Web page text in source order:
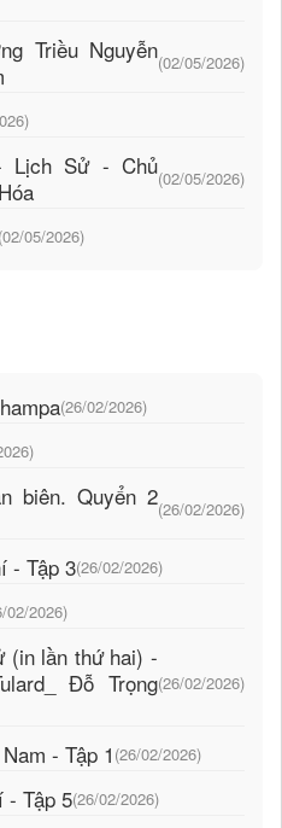
Triều Nguyễn(02/05/2026)
Lịch Sử - Chủ(02/05/2026)
(02/05/2026)
(26/02/2026)
biên. Quyển 2(26/02/2026)
- Tập 3(26/02/2026)
02/2026)
(in lần thứ hai) -
Đỗ Trọng(26/02/2026)
- Tập 1 (26/02/2026)
- Tập 5(26/02/2026)